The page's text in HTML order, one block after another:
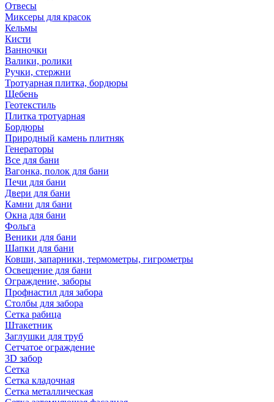
Отвесы
Миксеры для красок
Кельмы
Кисти
Ванночки
Валики, ролики
Ручки, стержни
Тротуарная плитка, бордюры
Щебень
Геотекстиль
Плитка тротуарная
Бордюры
Природный камень плитняк
Генераторы
Все для бани
Вагонка, полок для бани
Печи для бани
Двери для бани
Камни для бани
Окна для бани
Фольга
Веники для бани
Шапки для бани
Ковши, запарники, термометры, гигрометры
Освещение для бани
Ограждение, заборы
Профнастил для забора
Столбы для забора
Сетка рабица
Штакетник
Заглушки для труб
Сетчатое ограждение
3D забор
Сетка
Сетка кладочная
Сетка металлическая